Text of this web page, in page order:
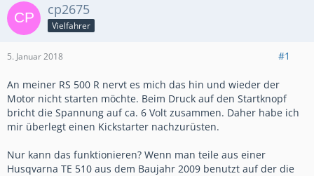
cp2675
Vielfahrer
5. Januar 2018 #1
An meiner RS 500 R nervt es mich das hin und wieder der
Motor nicht starten möchte. Beim Druck auf den Startknopf
bricht die Spannung auf ca. 6 Volt zusammen. Daher habe ich
mir überlegt einen Kickstarter nachzurüsten.
Nur kann das funktionieren? Wenn man teile aus einer
Husqvarna TE 510 aus dem Baujahr 2009 benutzt auf der die